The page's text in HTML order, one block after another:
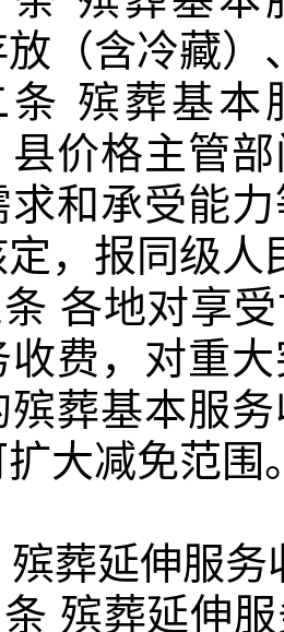
（含冷藏）
条 殡葬基本
县价格主管
求和承受能
，报同级
各地对享
收费，对重
殡葬基本服
大减免范围
殡葬延伸服务
殡葬延伸